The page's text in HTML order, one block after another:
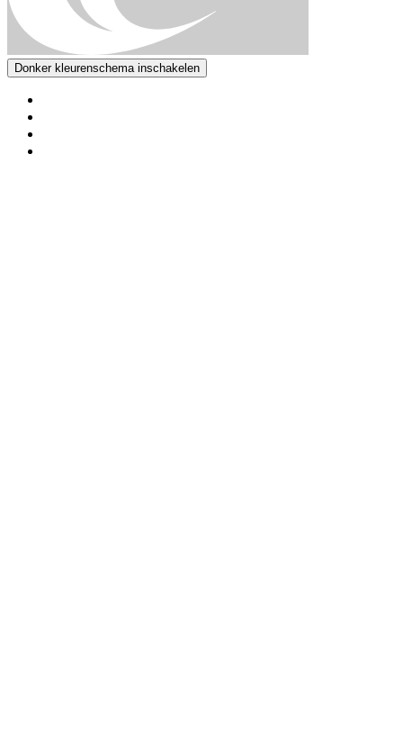
Donker kleurenschema inschakelen